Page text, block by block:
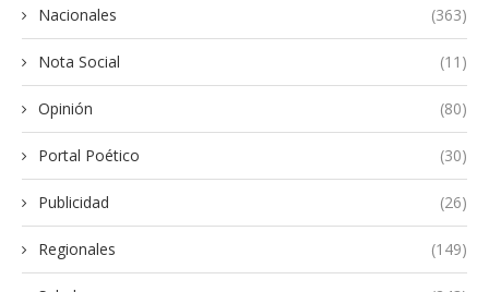
Nacionales (363)
Nota Social (11)
Opinión (80)
Portal Poético (30)
Publicidad (26)
Regionales (149)